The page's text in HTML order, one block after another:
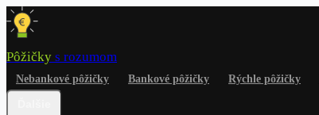
Pôžičky s rozumom
Nebankové pôžičky Bankové pôžičky Rýchle pôžičky